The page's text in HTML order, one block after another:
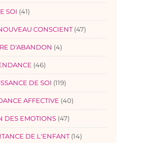
SOI (41)
CONSCIENT (47)
D'ABANDON (4)
(46)
DE SOI (119)
AFFECTIVE (40)
DES EMOTIONS (47)
DE L'ENFANT (14)